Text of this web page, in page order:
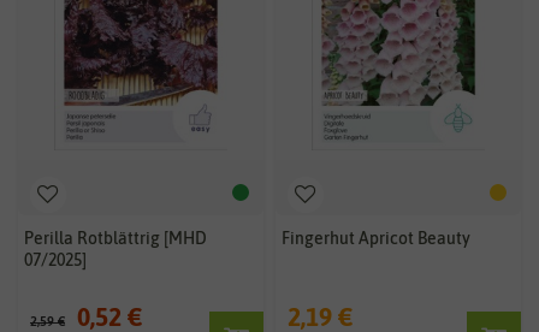
Perilla Rotblättrig [MHD
07/2025]
2,59 € 0,52 €
Fingerhut Apricot Beauty
2,19 €